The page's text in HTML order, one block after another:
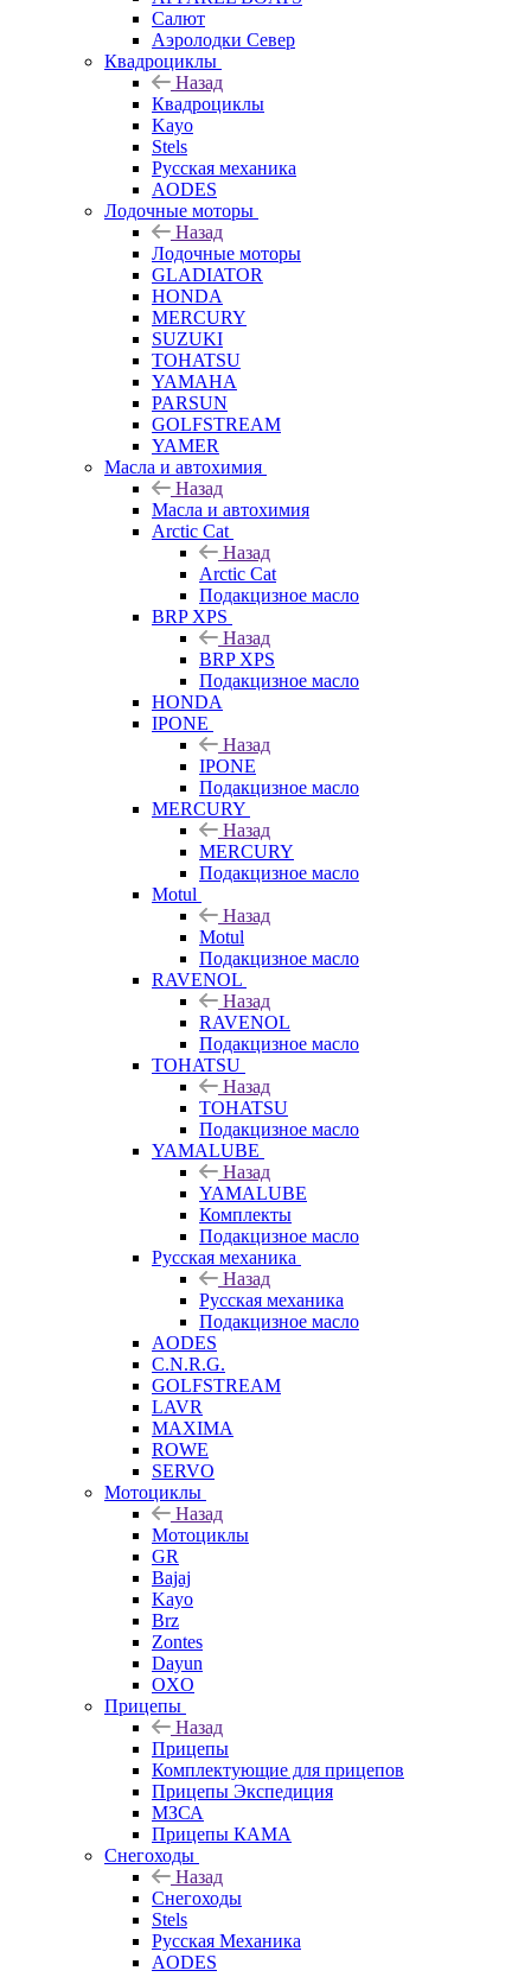
Салют
Аэролодки Север
Квадроциклы
Назад
Квадроциклы
Kayo
Stels
Русская механика
AODES
Лодочные моторы
Назад
Лодочные моторы
GLADIATOR
HONDA
MERCURY
SUZUKI
TOHATSU
YAMAHA
PARSUN
GOLFSTREAM
YAMER
Масла и автохимия
Назад
Масла и автохимия
Arctic Cat
Назад
Arctic Cat
Подакцизное масло
BRP XPS
Назад
BRP XPS
Подакцизное масло
HONDA
IPONE
Назад
IPONE
Подакцизное масло
MERCURY
Назад
MERCURY
Подакцизное масло
Motul
Назад
Motul
Подакцизное масло
RAVENOL
Назад
RAVENOL
Подакцизное масло
TOHATSU
Назад
TOHATSU
Подакцизное масло
YAMALUBE
Назад
YAMALUBE
Комплекты
Подакцизное масло
Русская механика
Назад
Русская механика
Подакцизное масло
AODES
C.N.R.G.
GOLFSTREAM
LAVR
MAXIMA
ROWE
SERVO
Мотоциклы
Назад
Мотоциклы
GR
Bajaj
Kayo
Brz
Zontes
Dayun
OXO
Прицепы
Назад
Прицепы
Комплектующие для прицепов
Прицепы Экспедиция
МЗСА
Прицепы КАМА
Снегоходы
Назад
Снегоходы
Stels
Русская Механика
AODES